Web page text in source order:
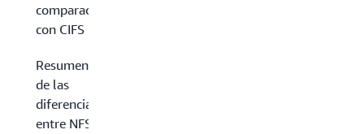
comparación
con CIFS
Resumen
de las
diferencias
entre NFS